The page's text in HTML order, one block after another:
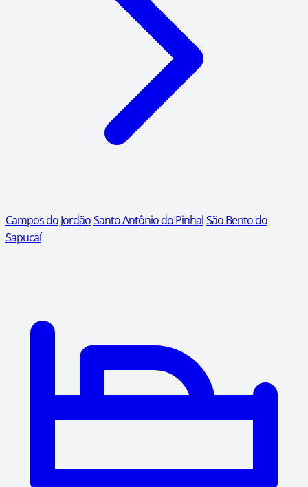
Campos do JordãoSanto Antônio do PinhalSão Bento do
Sapucaí